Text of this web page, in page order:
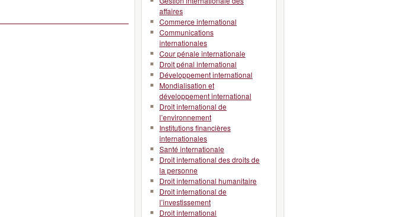
affaires
Commerce international
Communications
internationales
Cour pénale internationale
Droit pénal international
Développement international
Mondialisation et
développement international
Droit international de
l’environnement
Institutions financières
internationales
Santé internationale
Droit international des droits de
la personne
Droit international humanitaire
Droit international de
l’investissement
Droit international